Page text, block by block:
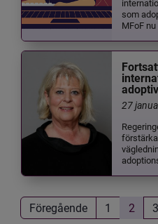
som
MFoF
27
Föregående 1 2 3